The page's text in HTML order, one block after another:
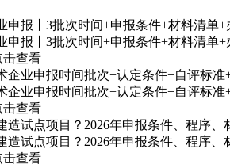
申报丨3批次时间+申报条件+材料清单+
申报丨3批次时间+申报条件+材料清单+
击查看
企业申报时间批次+认定条件+自评标
企业申报时间批次+认定条件+自评标
击查看
造试点项目？2026年申报条件、程序、
造试点项目？2026年申报条件、程序、
击查看